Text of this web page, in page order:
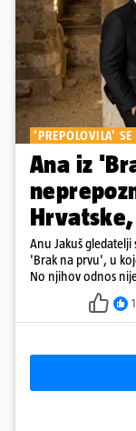
'PREPOLOVILA' SE
Ana iz
Anu Jakuš
'Brak na prvu', u
No njihov odnos
1